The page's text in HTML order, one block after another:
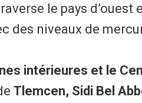
le pays
des niveaux de
intérieures et le
Tlemcen, Sidi Bel